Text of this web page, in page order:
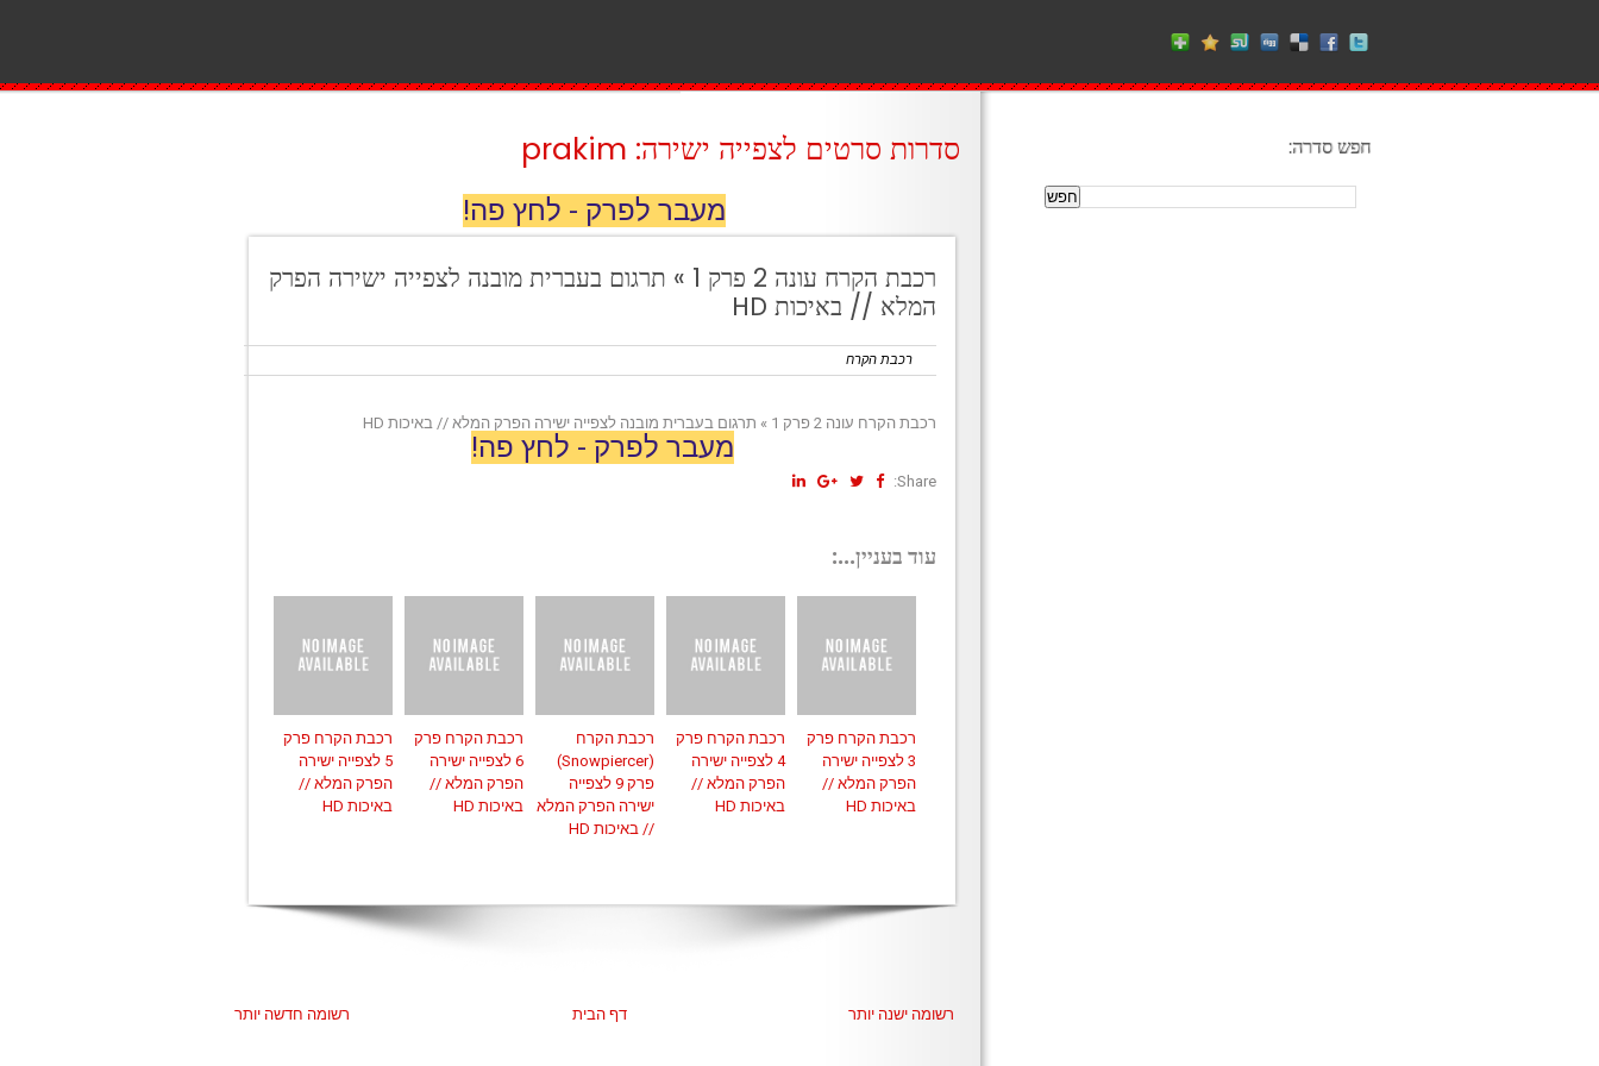
סדרות סרטים לצפייה ישירה: prakim
מעבר לפרק - לחץ פה!
רכבת הקרח עונה 2 פרק 1 » תרגום בעברית מובנה לצפייה ישירה הפרק
המלא // באיכות HD
רכבת הקרח
רכבת הקרח עונה 2 פרק 1 » תרגום בעברית מובנה לצפייה ישירה הפרק המלא // באיכות HD
מעבר לפרק - לחץ פה!
Share:
עוד בעניין...:
רכבת הקרח פרק
5 לצפייה ישירה
הפרק המלא //
באיכות HD
רכבת הקרח פרק
6 לצפייה ישירה
הפרק המלא //
באיכות HD
רכבת הקרח
(Snowpiercer)
פרק 9 לצפייה
ישירה הפרק המלא
// באיכות HD
רכבת הקרח פרק
4 לצפייה ישירה
הפרק המלא //
באיכות HD
רכבת הקרח פרק
3 לצפייה ישירה
הפרק המלא //
באיכות HD
רשומה חדשה יותר רשומה ישנה יותר דף הבית
חפש סדרה: